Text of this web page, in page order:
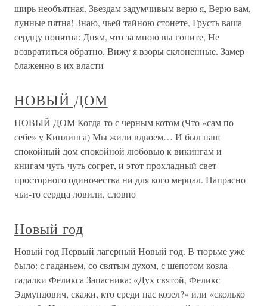
ширь необъятная. Звездам задумчивым верю я, Верю вам,
лунные пятна! Знаю, чьей тайною стонете, Грусть ваша
сердцу понятна: Дням, что за мною вы гоните, Не
возвратиться обратно. Вижу я взоры склоненные. Замер
блаженно в их власти
НОВЫЙ ДОМ
НОВЫЙ ДОМ Когда-то с черным котом (Что «сам по
себе» у Киплинга) Мы жили вдвоем… И был наш
спокойный дом спокойной любовью к викингам и
книгам чуть-чуть согрет, и этот прохладный свет
просторного одиночества ни для кого мерцал. Напрасно
чьи-то сердца ловили, словно
Новый год
Новый год Первый лагерный Новый год. В тюрьме уже
было: с гаданьем, со святым духом, с шепотом козла-
гадалки Феликса Запасника: «Дух святой, Феликс
Эдмундович, скажи, кто среди нас козел?» или «сколько